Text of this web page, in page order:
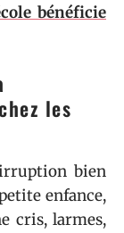
bénéficie
les
bien
enfance,
cris, larmes,